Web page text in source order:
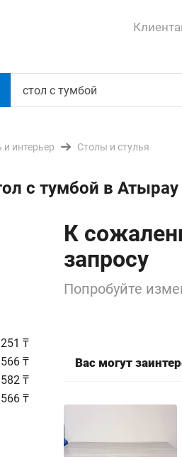
и интерьер Столы и стулья
с тумбой в Атырау
₸
₸
₸
₸
К
запросу
Попробуйте
Вас могут